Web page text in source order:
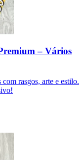
– Vários
rasgos, arte e estilo.